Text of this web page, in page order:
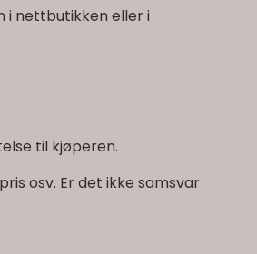
i nettbutikken eller i
til kjøperen.
osv. Er det ikke samsvar